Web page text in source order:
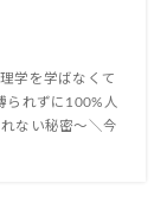
学を学ばなくて
られずに100%人
ない秘密〜＼今